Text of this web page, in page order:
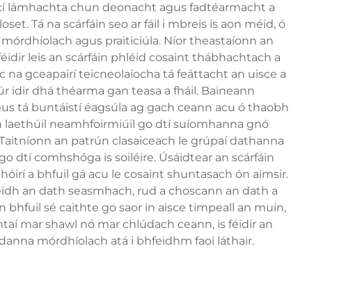
lámhachta chun deonacht agus fadtéarmacht a
Tá na scárfáin seo ar fáil i mbreis is aon méid, ó
agus praiticiúla. Níor theastaíonn an
leis an scárfáin phléid cosaint thábhachtach a
na gceapairí teicneolaíocha tá feáttacht an uisce a
idir dhá théarma gan teasa a fháil. Baineann
tá buntáistí éagsúla ag gach ceann acu ó thaobh
laethúil neamhfoirmiúil go dtí suíomhanna gnó
an patrún clasaiceach le grúpaí dathanna
dtí comhshóga is soiléire. Úsáidtear an scárfáin
a bhfuil gá acu le cosaint shuntasach ón aimsir.
an dath seasmhach, rud a choscann an dath a
bhfuil sé caithte go saor in aisce timpeall an muin,
mar shawl nó mar chlúdach ceann, is féidir an
mórdhíolach atá i bhfeidhm faoi láthair.